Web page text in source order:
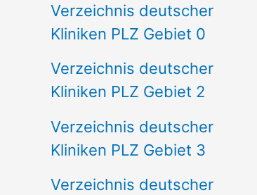
Verzeichnis deutscher
Kliniken PLZ Gebiet 0
Verzeichnis deutscher
Kliniken PLZ Gebiet 2
Verzeichnis deutscher
Kliniken PLZ Gebiet 3
Verzeichnis deutscher